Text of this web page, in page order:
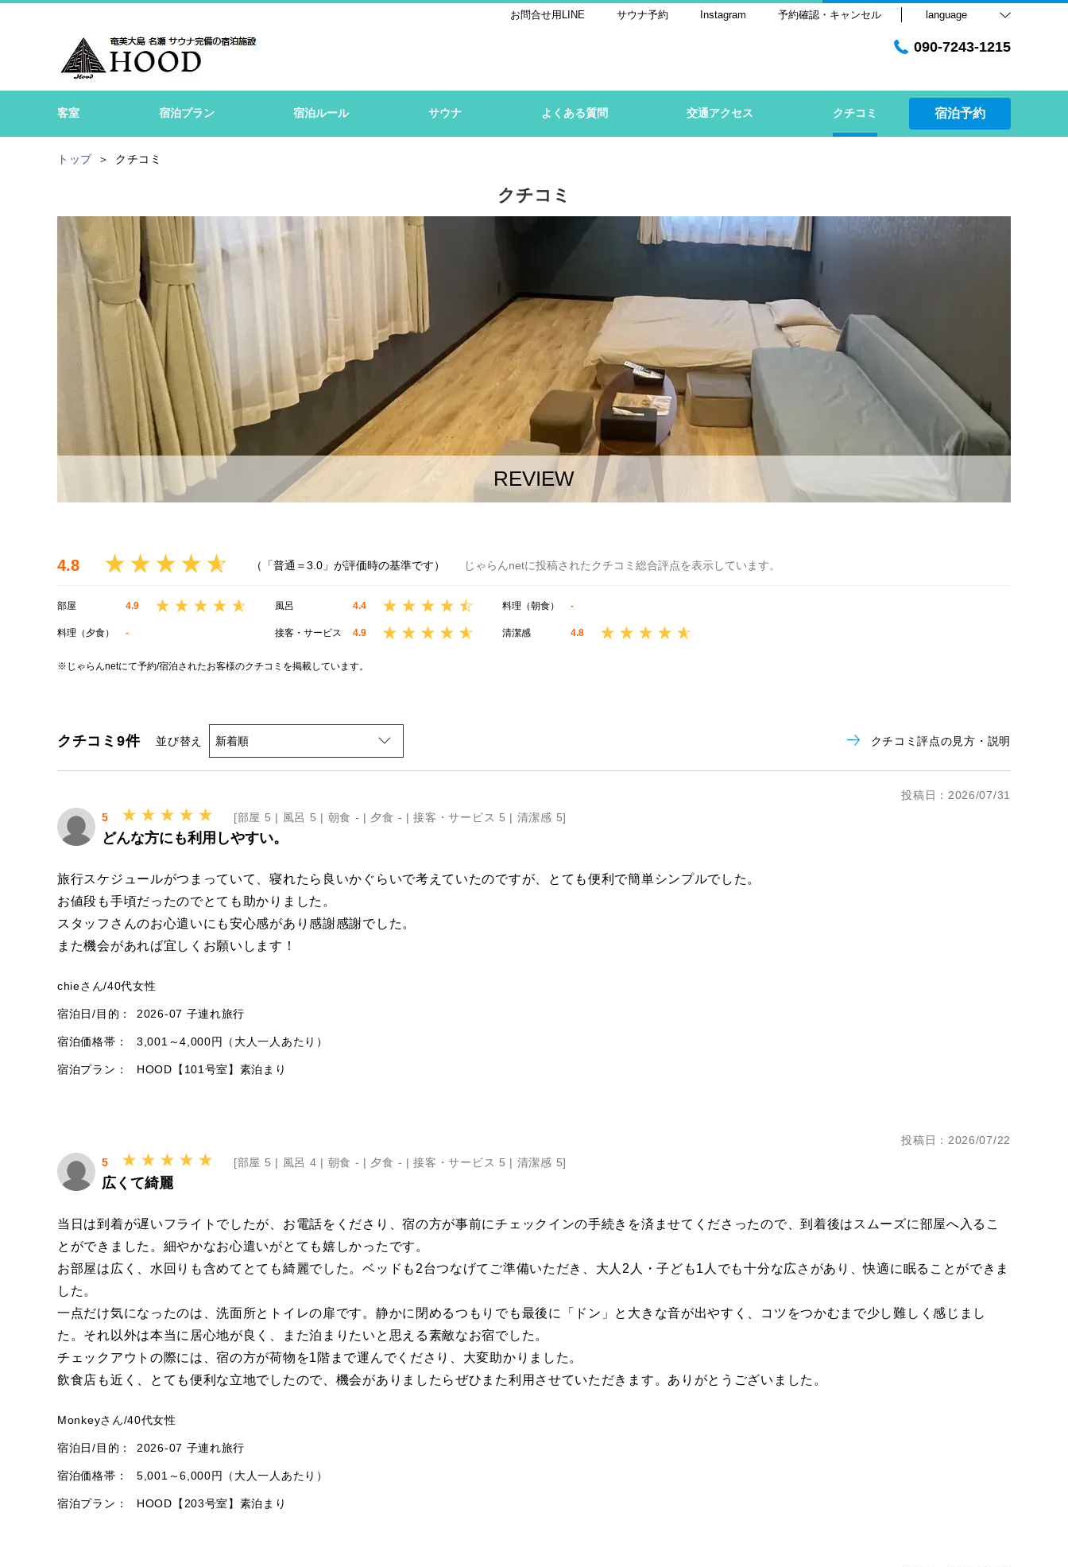
お問合せ用LINE サウナ予約 Instagram 予約確認・キャンセル language
090-7243-1215
客室 宿泊プラン 宿泊ルール サウナ よくある質問 交通アクセス クチコミ 宿泊予約
トップ クチコミ
クチコミ
REVIEW
4.8 （「普通＝3.0」が評価時の基準です） じゃらんnetに投稿されたクチコミ総合評点を表示しています。
部屋 4.9
料理（夕食） -
風呂 4.4
接客・サービス 4.9
料理（朝食） -
清潔感 4.8
※じゃらんnetにて予約/宿泊されたお客様のクチコミを掲載しています。
クチコミ 9件 並び替え クチコミ評点の見方・説明
投稿日：2026/07/31
5
[部屋 5 | 風呂 5 | 朝食 - | 夕食 - |接客・サービス 5 | 清潔感 5]
どんな方にも利用しやすい。
旅行スケジュールがつまっていて、寝れたら良いかぐらいで考えていたのですが、とても便利で簡単シンプルでした。
お値段も手頃だったのでとても助かりました。
スタッフさんのお心遣いにも安心感があり感謝感謝でした。
また機会があれば宜しくお願いします！
chieさん/40代女性
宿泊日/目的： 2026-07 子連れ旅行
宿泊価格帯： 3,001～4,000円（大人一人あたり）
宿泊プラン： HOOD【101号室】素泊まり
投稿日：2026/07/22
5
[部屋 5 | 風呂 4 | 朝食 - | 夕食 - |接客・サービス 5 | 清潔感 5]
広くて綺麗
当日は到着が遅いフライトでしたが、お電話をくださり、宿の方が事前にチェックインの手続きを済ませてくださったので、到着後はスムーズに部屋へ入るこ
とができました。細やかなお心遣いがとても嬉しかったです。
お部屋は広く、水回りも含めてとても綺麗でした。ベッドも2台つなげてご準備いただき、大人2人・子ども1人でも十分な広さがあり、快適に眠ることができま
した。
一点だけ気になったのは、洗面所とトイレの扉です。静かに閉めるつもりでも最後に「ドン」と大きな音が出やすく、コツをつかむまで少し難しく感じまし
た。それ以外は本当に居心地が良く、また泊まりたいと思える素敵なお宿でした。
チェックアウトの際には、宿の方が荷物を1階まで運んでくださり、大変助かりました。
飲食店も近く、とても便利な立地でしたので、機会がありましたらぜひまた利用させていただきます。ありがとうございました。
Monkeyさん/40代女性
宿泊日/目的： 2026-07 子連れ旅行
宿泊価格帯： 5,001～6,000円（大人一人あたり）
宿泊プラン： HOOD【203号室】素泊まり